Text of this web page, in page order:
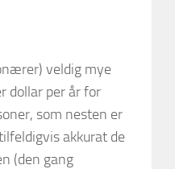
veldig mye
dollar per år for
som nesten er
akkurat de
(den gang